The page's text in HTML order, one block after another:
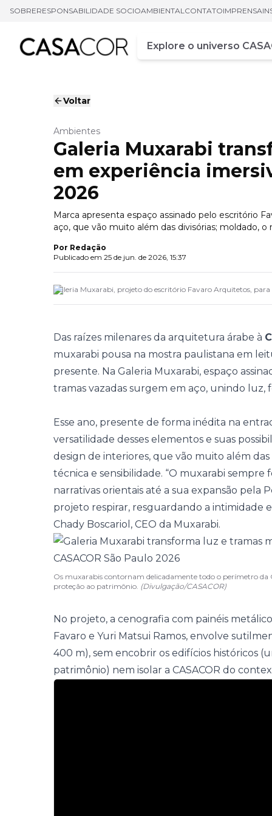
SOBRERESPONSABILIDADE SOCIOAMBIENTALCONTATOIMPRENSA
Campo de busca
Digite pelo menos três
Voltar
Ambientes
Galeria Muxarabi
em experiência
2026
Marca apresenta espaço assinado pelo escritório
aço, que vão muito além das divisórias; moldado,
Por Redação
Publicado em 25 de jun. de 2026, 15:37
Galeria Muxarabi, projeto do escritório Favaro Arquitetos,
Das raízes milenares da arquitetura árabe à
muxarabi pousa na mostra paulistana em
presente. Na Galeria Muxarabi, espaço
tramas vazadas surgem em aço, unindo luz,
Esse ano, presente de forma inédita na
versatilidade desses elementos e suas
design de interiores, que vão muito além
técnica e sensibilidade. “O muxarabi sempre
narrativas orientais até a sua expansão pela
projeto respirar, resguardando a intimidade
Chady Boscariol, CEO da Muxarabi.
Os muxarabis contornam delicadamente todo o perímetro da
proteção ao patrimônio. (Divulgação/CASACOR)
No projeto, a cenografia com painéis
Favaro e Yuri Matsui Ramos, envolve
400 m), sem encobrir os edifícios históricos
patrimônio) nem isolar a CASACOR do